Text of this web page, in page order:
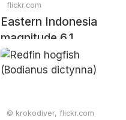
flickr.com
Eastern Indonesia
magnitude 6.1
earthquake (7:07
PM, 17 February
© krokodiver, flickr.com